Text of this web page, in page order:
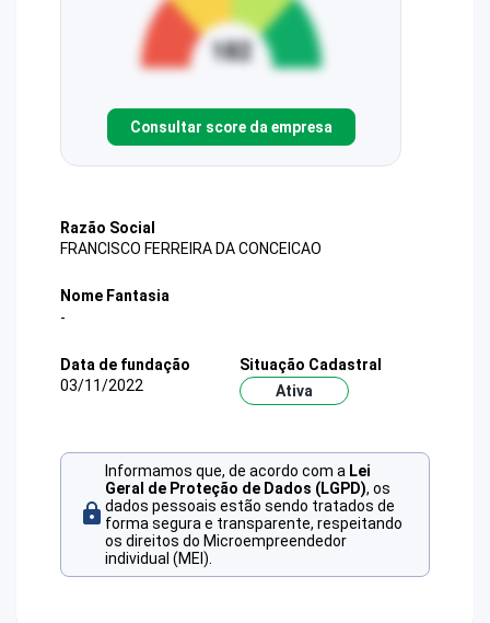
Consultar score da empresa
Razão Social
FRANCISCO FERREIRA DA CONCEICAO
Nome Fantasia
-
Data de fundação
03/11/2022
Situação Cadastral
Ativa
Informamos que, de acordo com a Lei
Geral de Proteção de Dados (LGPD), os
dados pessoais estão sendo tratados de
forma segura e transparente, respeitando
os direitos do Microempreendedor
individual (MEI).